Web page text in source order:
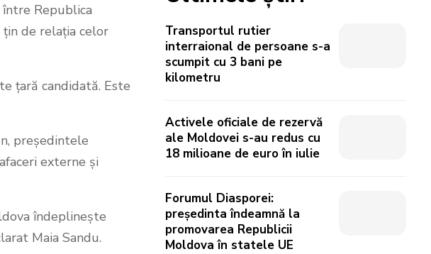
Republica
de relația celor
țară candidată. Este
președintele
externe și
îndeplinește
Maia Sandu.
Transportul rutier
interraional de persoane s-a
scumpit cu 3 bani pe
kilometru
Activele oficiale de rezervă
ale Moldovei s-au redus cu
18 milioane de euro în iulie
Forumul Diasporei:
președinta îndeamnă la
promovarea Republicii
Moldova în statele UE